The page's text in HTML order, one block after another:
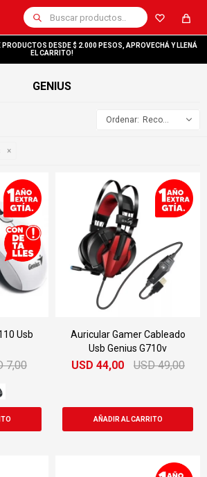
PRODUCTOS DESDE $ 2.000 PESOS, APROVECHÁ Y LLENÁ
EL CARRITO!
GENIUS
Recomendados
Usb
7,00
Auricular Gamer Cableado
Usb Genius G710v
USD 44,00 USD 49,00